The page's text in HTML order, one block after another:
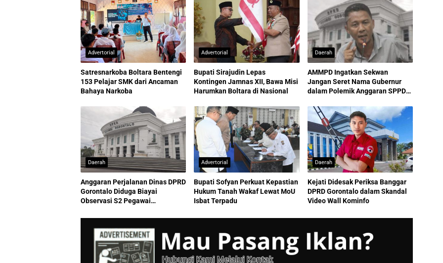
Advertorial
Satresnarkoba Boltara Bentengi
153 Pelajar SMK dari Ancaman
Bahaya Narkoba
Advertorial
Bupati Sirajudin Lepas
Kontingen Jamnas XII, Bawa Misi
Harumkan Boltara di Nasional
Daerah
AMMPD Ingatkan Sekwan
Jangan Seret Nama Gubernur
dalam Polemik Anggaran SPPD
Daerah
Anggaran Perjalanan Dinas DPRD
Gorontalo Diduga Biayai
Observasi S2 Pegawai
Advertorial
Bupati Sofyan Perkuat Kepastian
Hukum Tanah Wakaf Lewat MoU
Isbat Terpadu
Daerah
Kejati Didesak Periksa Banggar
DPRD Gorontalo dalam Skandal
Video Wall Kominfo